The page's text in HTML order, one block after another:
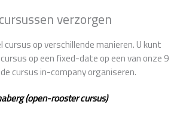
verzorgen
cursus op verschillende manieren. U kunt
op een fixed-date op een van onze 9
cursus in-company organiseren.
(open-rooster cursus)